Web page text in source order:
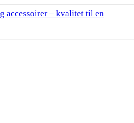
accessoirer – kvalitet til en